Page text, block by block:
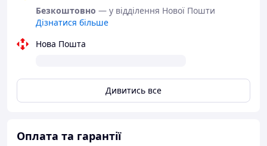
Безкоштовно — у відділення Нової Пошти
Дізнатися більше
Нова Пошта
Дивитись все
Оплата та гарантії